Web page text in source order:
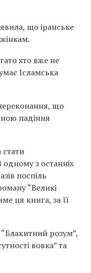
що іранське
хто вже не
Ісламська
що
падіння
з останніх
поспіль
“Великі
ця книга, за її
розум”,
вовка” та